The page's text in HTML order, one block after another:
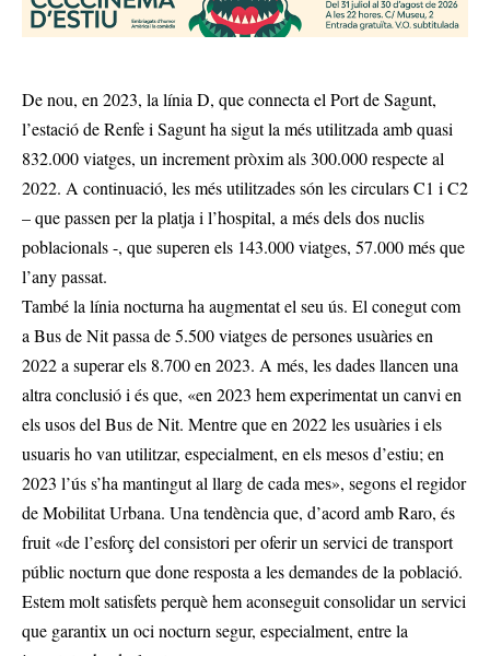
De nou, en 2023, la línia D, que connecta el Port de Sagunt,
l’estació de Renfe i Sagunt ha sigut la més utilitzada amb quasi
832.000 viatges, un increment pròxim als 300.000 respecte al
2022. A continuació, les més utilitzades són les circulars C1 i C2
– que passen per la platja i l’hospital, a més dels dos nuclis
poblacionals -, que superen els 143.000 viatges, 57.000 més que
l’any passat.
També la línia nocturna ha augmentat el seu ús. El conegut com
a Bus de Nit passa de 5.500 viatges de persones usuàries en
2022 a superar els 8.700 en 2023. A més, les dades llancen una
altra conclusió i és que, «en 2023 hem experimentat un canvi en
els usos del Bus de Nit. Mentre que en 2022 les usuàries i els
usuaris ho van utilitzar, especialment, en els mesos d’estiu; en
2023 l’ús s’ha mantingut al llarg de cada mes», segons el regidor
de Mobilitat Urbana. Una tendència que, d’acord amb Raro, és
fruit «de l’esforç del consistori per oferir un servici de transport
públic nocturn que done resposta a les demandes de la població.
Estem molt satisfets perquè hem aconseguit consolidar un servici
que garantix un oci nocturn segur, especialment, entre la